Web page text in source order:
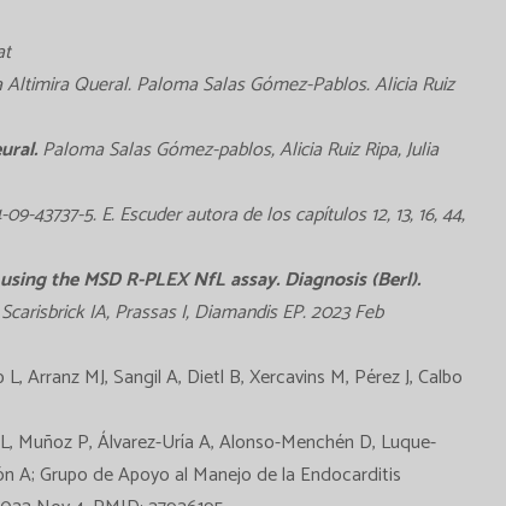
Queral. Paloma Salas Gómez-Pablos. Alicia Ruiz
Paloma Salas Gómez-pablos, Alicia Ruiz Ripa, Julia
43737-5. E. Escuder autora de los capítulos 12, 13, 16, 44,
the MSD R-PLEX NfL assay. Diagnosis (Berl).
IA, Prassas I, Diamandis EP. 2023 Feb
Arranz MJ, Sangil A, Dietl B, Xercavins M, Pérez J, Calbo
Muñoz P, Álvarez-Uría A, Alonso-Menchén D, Luque-
A; Grupo de Apoyo al Manejo de la Endocarditis